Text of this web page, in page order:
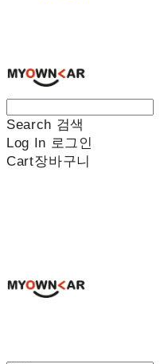
Search 검색
Log In 로그인
Cart장바구니